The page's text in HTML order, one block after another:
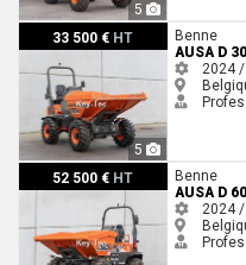
5
33 500 € HT
5
Ausa D 301 AHG
Benne
AUSA D
2024 /
52 500 € HT
Ausa D 601 AHG
Benne
AUSA D
2024 /